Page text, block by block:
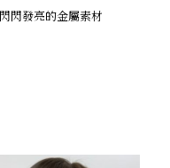
閃發亮的金屬素材